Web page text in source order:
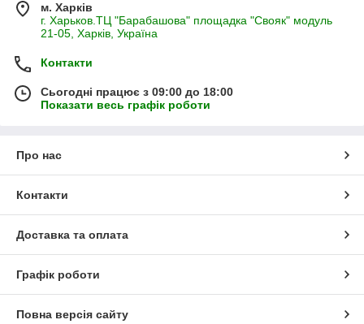
м. Харків
г. Харьков.ТЦ "Барабашова" площадка "Свояк" модуль
21-05, Харків, Україна
Контакти
Сьогодні працює з 09:00 до 18:00
Показати весь графік роботи
Про нас
Контакти
Доставка та оплата
Графік роботи
Повна версія сайту